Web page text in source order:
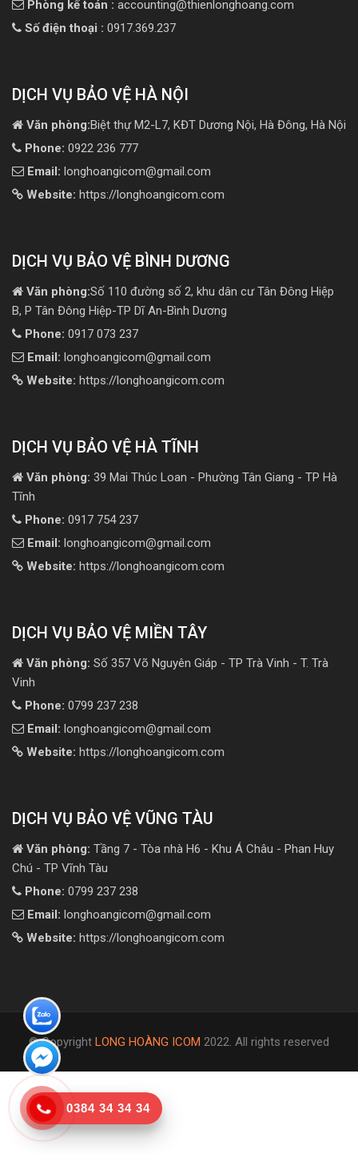
Phòng kế toán : accounting@thienlonghoang.com
Số điện thoại : 0917.369.237
DỊCH VỤ BẢO VỆ HÀ NỘI
Văn phòng:Biệt thự M2-L7, KĐT Dương Nội, Hà Đông, Hà Nội
Phone: 0922 236 777
Email: longhoangicom@gmail.com
Website: https://longhoangicom.com
DỊCH VỤ BẢO VỆ BÌNH DƯƠNG
Văn phòng:Số 110 đường số 2, khu dân cư Tân Đông Hiệp
B, P Tân Đông Hiệp-TP Dĩ An-Bình Dương
Phone: 0917 073 237
Email: longhoangicom@gmail.com
Website: https://longhoangicom.com
DỊCH VỤ BẢO VỆ HÀ TĨNH
Văn phòng: 39 Mai Thúc Loan - Phường Tân Giang - TP Hà
Tĩnh
Phone: 0917 754 237
Email: longhoangicom@gmail.com
Website: https://longhoangicom.com
DỊCH VỤ BẢO VỆ MIỀN TÂY
Văn phòng: Số 357 Võ Nguyên Giáp - TP Trà Vinh - T. Trà
Vinh
Phone: 0799 237 238
Email: longhoangicom@gmail.com
Website: https://longhoangicom.com
DỊCH VỤ BẢO VỆ VŨNG TÀU
Văn phòng: Tầng 7 - Tòa nhà H6 - Khu Á Châu - Phan Huy
Chú - TP Vĩnh Tàu
Phone: 0799 237 238
Email: longhoangicom@gmail.com
Website: https://longhoangicom.com
© Copyright LONG HOÀNG ICOM 2022. All rights reserved
0384 34 34 34